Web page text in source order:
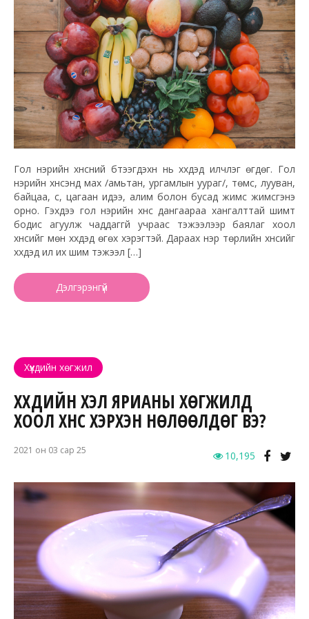
Гол нэрийн хүнсний бүтээгдэхүүн нь хүүхдэд илчлэг өгдөг. Гол
нэрийн хүнсэнд мах /амьтан, ургамлын уураг/, төмс, лууван,
байцаа, сүү, цагаан идээ, алим болон бусад жимс жимсгэнэ
орно. Гэхдээ гол нэрийн хүнс дангаараа хангалттай шимт
бодис агуулж чаддаггүй учраас тэжээлээр баялаг хоол
хүнсийг мөн хүүхдэд өгөх хэрэгтэй. Дараах нэр төрлийн хүнсийг
хүүхдэд илүү их шим тэжээл […]
Дэлгэрэнгүй
Хүүхдийн хөгжил
ХҮҮХДИЙН ХЭЛ ЯРИАНЫ ХӨГЖИЛД
ХООЛ ХҮНС ХЭРХЭН НӨЛӨӨЛДӨГ ВЭ?
2021 он 03 сар 25 10,195